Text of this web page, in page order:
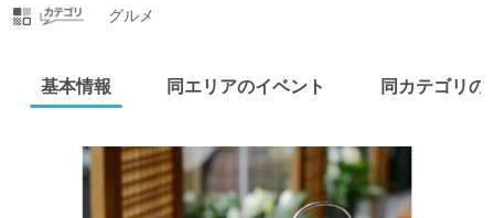
グルメ
基本情報 同エリアのイベント 同カテゴリの